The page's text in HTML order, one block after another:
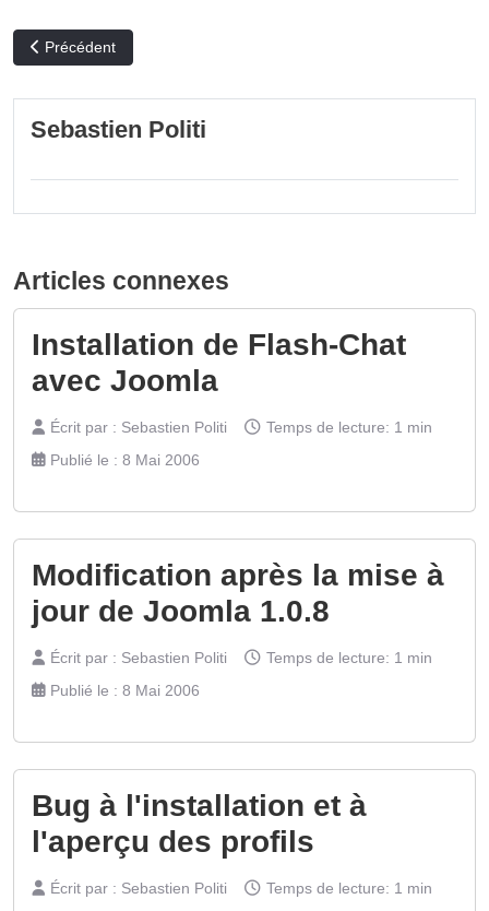
Article précédent : Notre Staff
Précédent
Sebastien Politi
Articles connexes
Installation de Flash-Chat
avec Joomla
Écrit par : Sebastien Politi
Temps de lecture: 1 min
Publié le : 8 Mai 2006
Modification après la mise à
jour de Joomla 1.0.8
Écrit par : Sebastien Politi
Temps de lecture: 1 min
Publié le : 8 Mai 2006
Bug à l'installation et à
l'aperçu des profils
Écrit par : Sebastien Politi
Temps de lecture: 1 min